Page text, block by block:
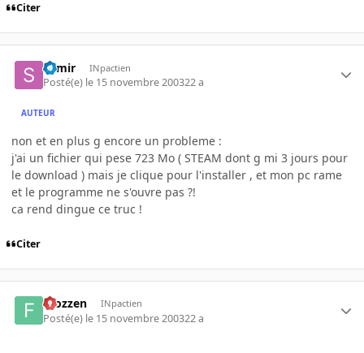
Citer
Samir INpactien
Posté(e) le 15 novembre 200322 a
AUTEUR
non et en plus g encore un probleme :
j'ai un fichier qui pese 723 Mo ( STEAM dont g mi 3 jours pour
le download ) mais je clique pour l'installer , et mon pc rame
et le programme ne s'ouvre pas ?!
ca rend dingue ce truc !
Citer
Frozzen INpactien
Posté(e) le 15 novembre 200322 a